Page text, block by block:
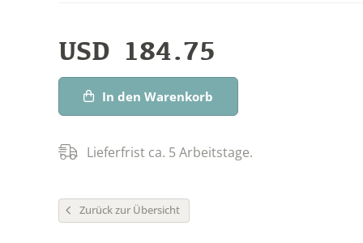
USD 184.75
In den Warenkorb
Lieferfrist ca. 5 Arbeitstage.
Zurück zur Übersicht